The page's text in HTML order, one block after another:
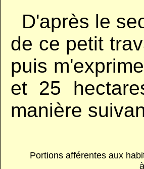
D'après le
de ce petit
puis
et 25
manière
Portions afférentes aux